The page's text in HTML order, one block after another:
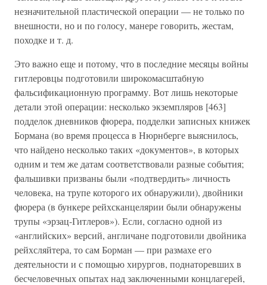
незначительной пластической операции — не только по
внешности, но и по голосу, манере говорить, жестам,
походке и т. д.
Это важно еще и потому, что в последние месяцы войны
гитлеровцы подготовили широкомасштабную
фальсификационную программу. Вот лишь некоторые
детали этой операции: несколько экземпляров [463]
подделок дневников фюрера, подделки записных книжек
Бормана (во время процесса в Нюрнберге выяснилось,
что найдено несколько таких «документов», в которых
одним и тем же датам соответствовали разные события;
фальшивки призваны были «подтвердить» личность
человека, на трупе которого их обнаружили), двойники
фюрера (в бункере рейхсканцелярии были обнаружены
трупы «эрзац-Гитлеров»). Если, согласно одной из
«английских» версий, англичане подготовили двойника
рейхсляйтера, то сам Борман — при размахе его
деятельности и с помощью хирургов, поднаторевших в
бесчеловечных опытах над заключенными концлагерей,